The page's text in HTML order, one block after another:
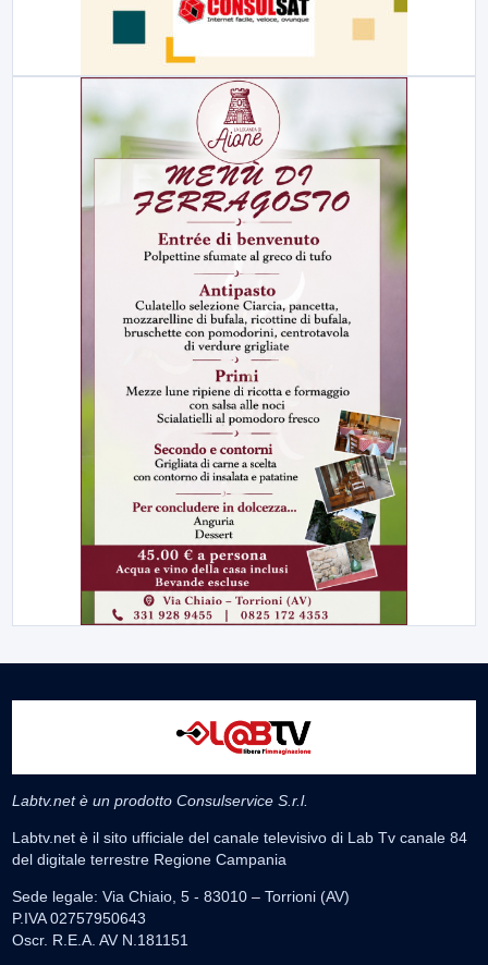
Labtv.net è un prodotto Consulservice S.r.l.
Labtv.net è il sito ufficiale del canale televisivo di Lab Tv canale 84
del digitale terrestre Regione Campania
Sede legale: Via Chiaio, 5 - 83010 – Torrioni (AV)
P.IVA 02757950643
Oscr. R.E.A. AV N.181151